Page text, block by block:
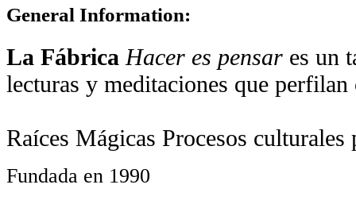
General Information:
La Fábrica Hacer es pensar es un
lecturas y meditaciones que
Raíces Mágicas Procesos culturales
Fundada en 1990